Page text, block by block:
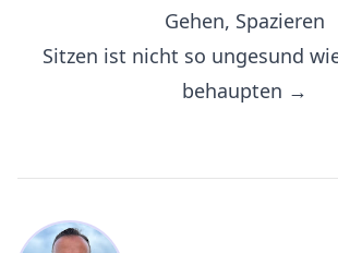
Gehen, Spazieren
Sitzen ist nicht so ungesund
behaupten →